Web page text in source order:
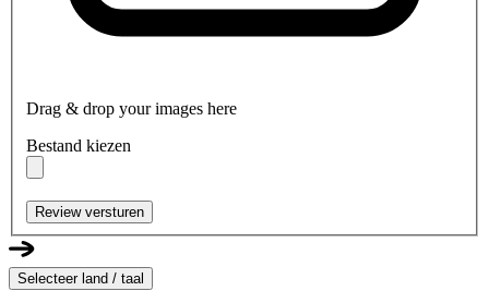
Drag & drop your images here
Bestand kiezen
Review versturen
Selecteer land / taal